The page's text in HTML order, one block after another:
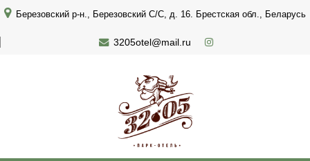
Березовский р-н., Березовский С/С, д. 16. Брестская обл., Беларусь
3205otel@mail.ru